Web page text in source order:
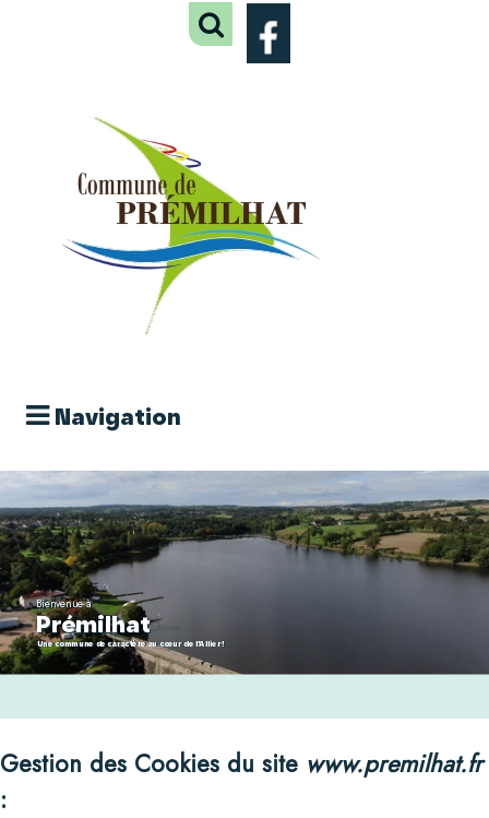
Navigation
Bienvenue à
Prémilhat
Une commune de caractère au coeur de l'Allier !
Gestion des Cookies du site www.premilhat.fr
: